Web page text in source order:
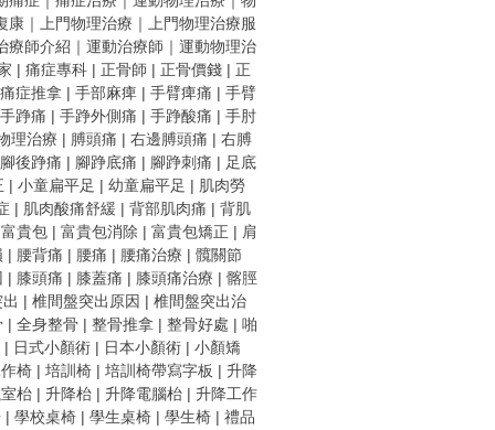
康 ｜ 上門物理治療 ｜
上門物理治療服
療師介紹 ｜ 運動治療師 ｜ 運動物理治
| 痛症專科 | 正骨師 | 正骨價錢 | 正
痛症推拿 | 手部麻痺 | 手臂痺痛 | 手臂
手踭痛 | 手踭外側痛 | 手踭酸痛 | 手肘
理治療 | 膊頭痛 | 右邊膊頭痛 | 右膊
腳後踭痛 | 腳踭底痛 | 腳踭刺痛 | 足底
| 小童扁平足 | 幼童扁平足 | 肌肉勞
| 肌肉酸痛舒緩 | 背部肌肉痛 | 背肌
富貴包 | 富貴包消除 | 富貴包矯正 | 肩
| 腰背痛 | 腰痛 | 腰痛治療 | 髖關節
| 膝頭痛 | 膝蓋痛 | 膝頭痛治療 | 髂脛
| 椎間盤突出原因 | 椎間盤突出治
| 全身整骨 | 整骨推拿 | 整骨好處 | 啪
| 日式小顏術 | 日本小顏術 | 小顏矯
椅 | 培訓椅 | 培訓椅帶寫字板 | 升降
枱 | 升降枱 | 升降電腦枱 | 升降工作
| 學校桌椅 | 學生桌椅 | 學生椅 | 禮品